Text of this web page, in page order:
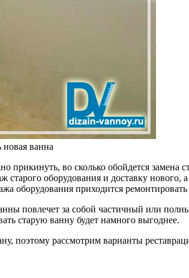
новая ванна
во сколько обойдется замена
старого оборудования и доставку
оборудования приходится
повлечет за собой частичный или
старую ванну будет намного выгоднее.
поэтому рассмотрим варианты